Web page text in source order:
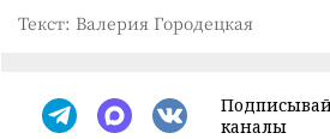
Текст: Валерия Городецкая
каналы